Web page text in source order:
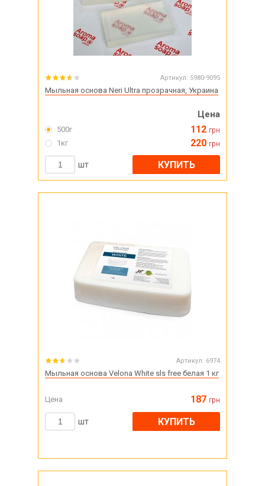
Артикул: 5980-9095
Мыльная основа Neri Ultra прозрачная, Украина
Цена
500г 112 грн
1кг 220 грн
шт КУПИТЬ
Артикул: 6974
Мыльная основа Velona White sls free белая 1 кг
Цена 187 грн
шт КУПИТЬ